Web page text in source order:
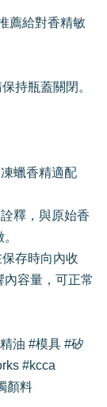
薦給對香精敏
持瓶蓋關閉。
蠟香精適配
釋，與原始香
存時向內收
容量，可正常
油 #模具 #矽
#kcca
顏料